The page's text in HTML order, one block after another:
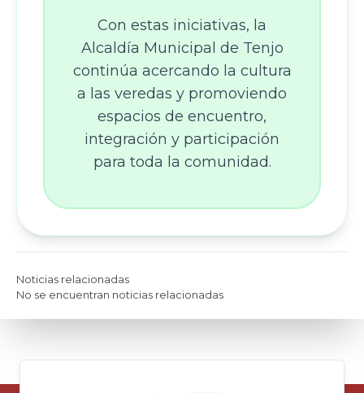
Con estas iniciativas, la
Alcaldía Municipal de Tenjo
continúa acercando la cultura
a las veredas y promoviendo
espacios de encuentro,
integración y participación
para toda la comunidad.
Noticias relacionadas
No se encuentran noticias relacionadas